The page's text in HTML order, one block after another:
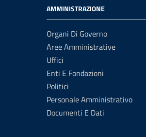
AMMINISTRAZIONE
Organi Di Governo
Aree Amministrative
Uffici
Enti E Fondazioni
Politici
Personale Amministrativo
Documenti E Dati